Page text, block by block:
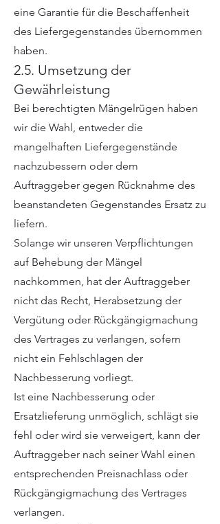
eine Garantie für die Beschaffenheit
des Liefergegenstandes übernommen
haben.
2.5. Umsetzung der
Gewährleistung
Bei berechtigten Mängelrügen haben
wir die Wahl, entweder die
mangelhaften Liefergegenstände
nachzubessern oder dem
Auftraggeber gegen Rücknahme des
beanstandeten Gegenstandes Ersatz zu
liefern.
Solange wir unseren Verpflichtungen
auf Behebung der Mängel
nachkommen, hat der Auftraggeber
nicht das Recht, Herabsetzung der
Vergütung oder Rückgängigmachung
des Vertrages zu verlangen, sofern
nicht ein Fehlschlagen der
Nachbesserung vorliegt.
Ist eine Nachbesserung oder
Ersatzlieferung unmöglich, schlägt sie
fehl oder wird sie verweigert, kann der
Auftraggeber nach seiner Wahl einen
entsprechenden Preisnachlass oder
Rückgängigmachung des Vertrages
verlangen.